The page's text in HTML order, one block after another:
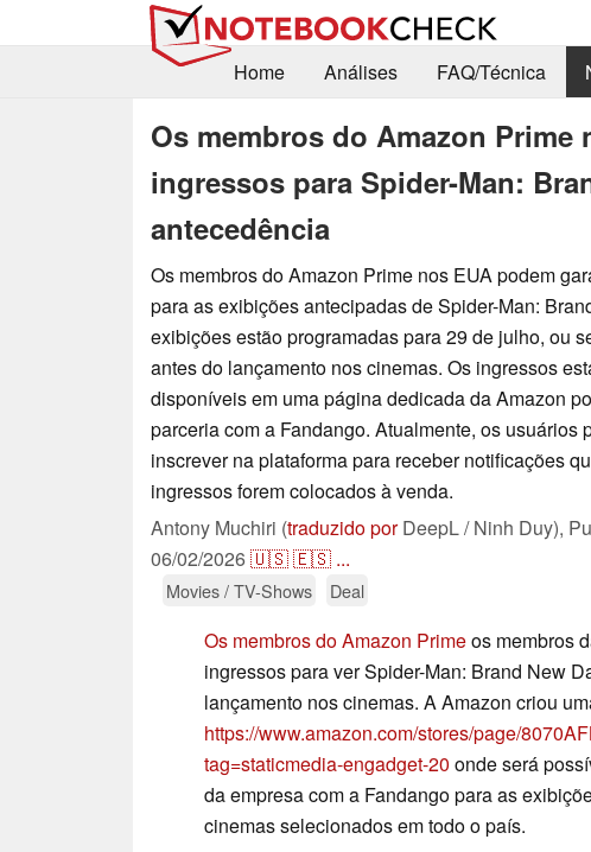
Home
Análises FAQ/Técnica
Os membros do Amazon Prime
ingressos para Spider-Man:
antecedência
Os membros do Amazon Prime nos EUA podem
para as exibições antecipadas de Spider-Man:
exibições estão programadas para 29 de julho, ou
antes do lançamento nos cinemas. Os ingressos
disponíveis em uma página dedicada da Amazon
parceria com a Fandango. Atualmente, os usuários
inscrever na plataforma para receber notificações
ingressos forem colocados à venda.
Antony Muchiri (traduzido porDeepL / Ninh Duy),
06/02/2026🇺🇸🇪🇸 ...
Movies / TV-Shows Deal
Os membros do Amazon Primeos membros
ingressos para ver Spider-Man: Brand New
lançamento nos cinemas. A Amazon criou
https://www.amazon.com/stores/page/
tag=staticmedia-engadget-20 onde será
da empresa com a Fandango para as
cinemas selecionados em todo o país.